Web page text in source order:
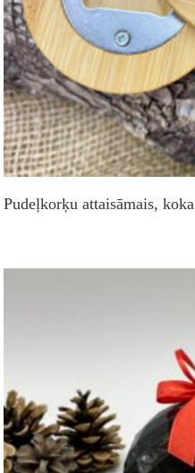
Pudeļkorķu attaisāmais, koka